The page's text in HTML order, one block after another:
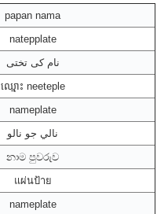
papan nama
natepplate
نام کی تختی
ឈ្មោះ neeteple
nameplate
نالي جو نالو
නාම පුවරුව
แผ่นป้าย
nameplate